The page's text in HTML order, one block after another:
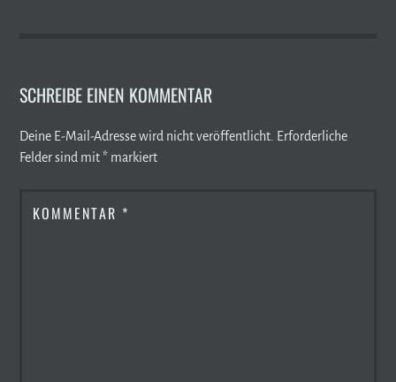
SCHREIBE EINEN KOMMENTAR
Deine E-Mail-Adresse wird nicht veröffentlicht. Erforderliche
Felder sind mit* markiert
KOMMENTAR *